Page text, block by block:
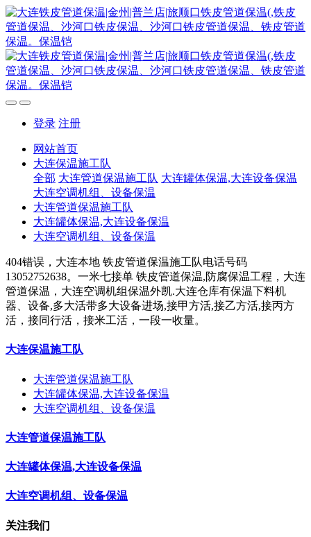
登录 注册
网站首页
大连保温施工队
全部 大连管道保温施工队 大连罐体保温,大连设备保温
大连空调机组、设备保温
大连管道保温施工队
大连罐体保温,大连设备保温
大连空调机组、设备保温
404错误，大连本地 铁皮管道保温施工队电话号码
13052752638。一米七接单 铁皮管道保温,防腐保温工程，大连
管道保温，大连空调机组保温外凯.大连仓库有保温下料机
器、设备,多大活带多大设备进场,接甲方活,接乙方活,接丙方
活，接同行活，接米工活，一段一收量。
大连保温施工队
大连管道保温施工队
大连罐体保温,大连设备保温
大连空调机组、设备保温
大连管道保温施工队
大连罐体保温,大连设备保温
大连空调机组、设备保温
关注我们